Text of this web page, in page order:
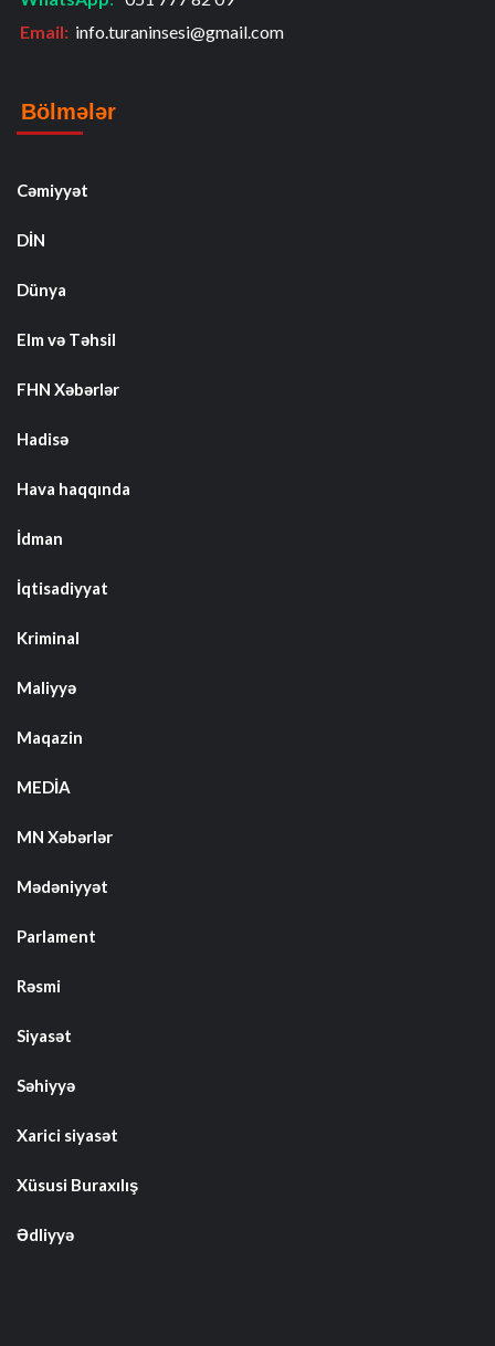
Email: info.turaninsesi@gmail.com
Bölmələr
Cəmiyyət
DİN
Dünya
Elm və Təhsil
FHN Xəbərlər
Hadisə
Hava haqqında
İdman
İqtisadiyyat
Kriminal
Maliyyə
Maqazin
MEDİA
MN Xəbərlər
Mədəniyyət
Parlament
Rəsmi
Siyasət
Səhiyyə
Xarici siyasət
Xüsusi Buraxılış
Ədliyyə